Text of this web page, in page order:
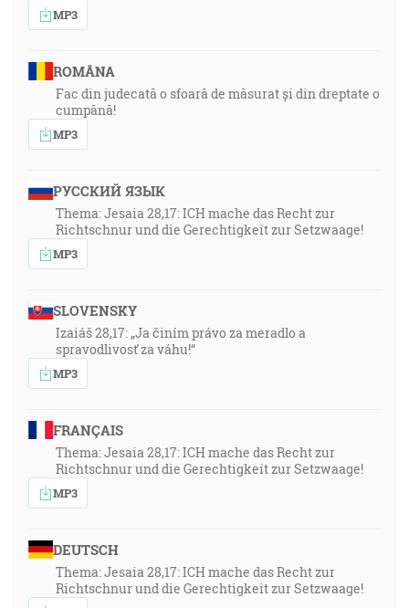
MP3
ROMÂNA
Fac din judecată o sfoară de măsurat și din dreptate o
cumpănă!
MP3
РУССКИЙ ЯЗЫК
Thema: Jesaia 28,17: ICH mache das Recht zur
Richtschnur und die Gerechtigkeit zur Setzwaage!
MP3
SLOVENSKY
Izaiáš 28,17: „Ja činím právo za meradlo a
spravodlivosť za váhu!“
MP3
FRANÇAIS
Thema: Jesaia 28,17: ICH mache das Recht zur
Richtschnur und die Gerechtigkeit zur Setzwaage!
MP3
DEUTSCH
Thema: Jesaia 28,17: ICH mache das Recht zur
Richtschnur und die Gerechtigkeit zur Setzwaage!